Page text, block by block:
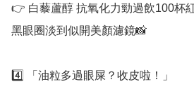
👉 白藜蘆醇 抗氧化力勁過飲100杯
黑眼圈淡到似開美顏濾鏡📸
4️⃣ 「油粒多過眼屎？收皮啦！」